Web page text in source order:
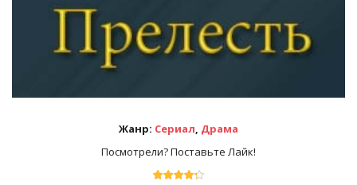
Жанр: Сериал, Драма
Посмотрели? Поставьте Лайк!